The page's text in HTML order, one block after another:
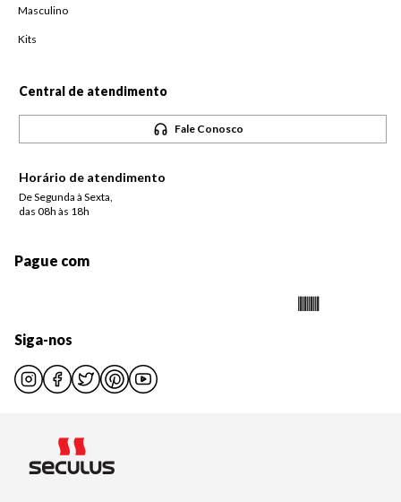
Masculino
Kits
Central de atendimento
Fale Conosco
Horário de atendimento
De Segunda à Sexta,
das 08h às 18h
Pague com
Siga-nos